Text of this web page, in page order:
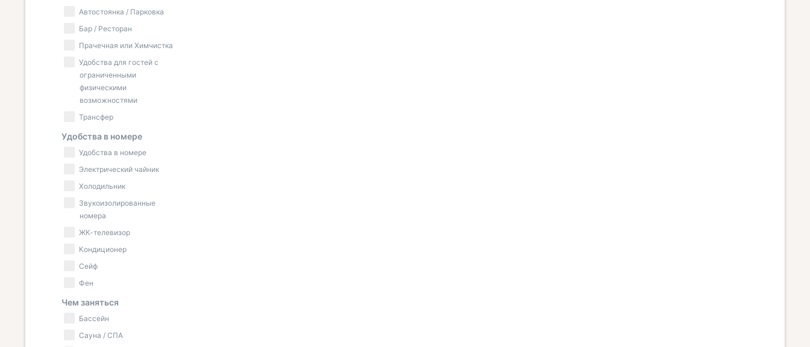
Автостоянка / Парковка
Бар / Ресторан
Прачечная или Химчистка
Удобства для гостей с
ограниченными
физическими
возможностями
Трансфер
Удобства в номере
Удобства в номере
Электрический чайник
Холодильник
Звукоизолированные
номера
ЖК-телевизор
Кондиционер
Сейф
Фен
Чем заняться
Бассейн
Сауна / СПА